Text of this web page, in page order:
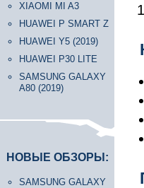
XIAOMI MI A3
HUAWEI P SMART Z
HUAWEI Y5 (2019)
HUAWEI P30 LITE
SAMSUNG GALAXY
A80 (2019)
НОВЫЕ ОБЗОРЫ:
SAMSUNG GALAXY